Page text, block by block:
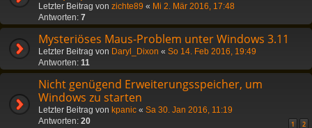
Letzter Beitrag von zichte89 « Mi 2. Mär 2016, 17:48
Antworten: 7
Mysteriöses Maus-Problem unter Windows 3.11
Letzter Beitrag von Daryl_Dixon « So 14. Feb 2016, 19:49
Antworten: 11
Nicht genügend Erweiterungsspeicher, um
Windows zu starten
Letzter Beitrag von kpanic « Sa 30. Jan 2016, 11:19
Antworten: 20 1 2